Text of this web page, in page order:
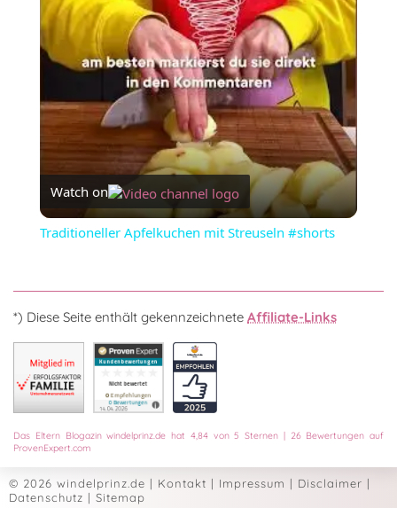
Video
Watch on
Traditioneller Apfelkuchen mit Streuseln #shorts
*) Diese Seite enthält gekennzeichnete Affiliate-Links
Das Eltern Blogazin windelprinz.de hat 4,84von5 Sternen | 26Bewertungen auf
ProvenExpert.com
© 2026 windelprinz.de | Kontakt | Impressum | Disclaimer |
Datenschutz | Sitemap